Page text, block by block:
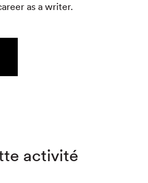
as a writer.
activité